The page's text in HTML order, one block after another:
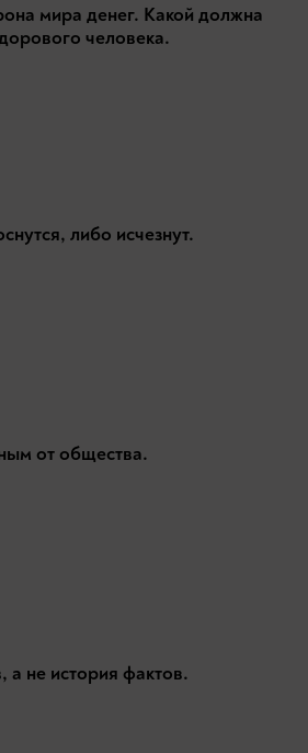
мира денег. Какой должна
человека.
либо исчезнут.
от общества.
не история фактов.